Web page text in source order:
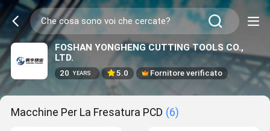
FOSHAN YONGHENG CUTTING TOOLS CO.,
LTD.
20 YEARS 5.0 Fornitore verificato
Macchine Per La Fresatura PCD (6)